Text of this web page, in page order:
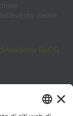
ideale
BLOG